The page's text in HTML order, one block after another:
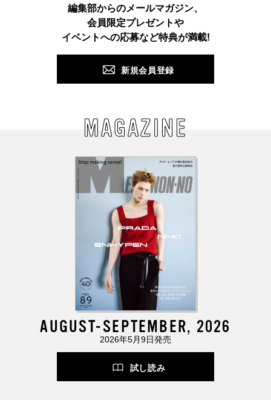
TikTok Facebook Pinterest LINE
編集部からのメールマガジン、
会員限定プレゼントや
イベントへの応募など特典が満載!
新規会員登録
MAGAZINE
AUGUST-SEPTEMBER, 2026
2026年5月9日発売
試し読み